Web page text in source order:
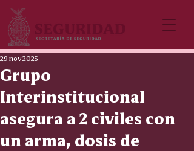
Grupo
Interinstitucional
asegura a 2 civiles con
un arma, dosis de
29 nov 2025